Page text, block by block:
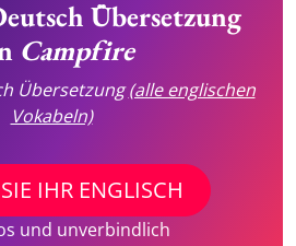
Übersetzung
Campfire
Übersetzung(alle englischen
Vokabeln)
IHR ENGLISCH
und unverbindlich